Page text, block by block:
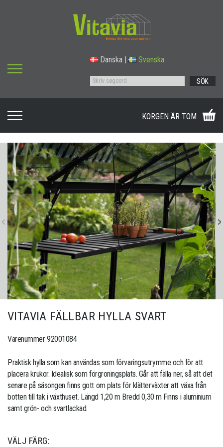
Danska Svenska
SÖK
KORGEN ÄR TOM
VITAVIA FÄLLBAR HYLLA SVART
Varenummer 92001084
Praktisk hylla som kan användas som förvaringsutrymme och för att
placera krukor. Idealisk som förgroningsplats. Går att fälla ner, så att det
senare på säsongen finns gott om plats för klätterväxter att växa från
botten till tak i växthuset. Längd 1,20 m Bredd 0,30 m Finns i aluminium
samt grön- och svartlackad.
VÄLJ FÄRG: